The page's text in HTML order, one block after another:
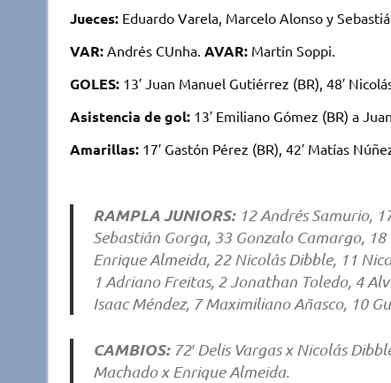
Jueces:Eduardo Varela, Marcelo Alonso y
VAR:Andrés CUnha. AVAR:Martín Soppi.
GOLES:13′ Juan Manuel Gutiérrez (BR), 48′
Asistencia de gol:13′ Emiliano Gómez (BR) a
Amarillas:17′ Gastón Pérez (BR), 42′ Matías
RAMPLA JUNIORS:12 Andrés Samurio,
Sebastián Gorga, 33 Gonzalo Camargo,
Enrique Almeida, 22 Nicolás Dibble, 11
1 Adriano Freitas, 2 Jonathan Toledo, 4
Isaac Méndez, 7 Maximiliano Añasco, 10
CAMBIOS: 72′ Delis Vargas x Nicolás
Machado x Enrique Almeida.